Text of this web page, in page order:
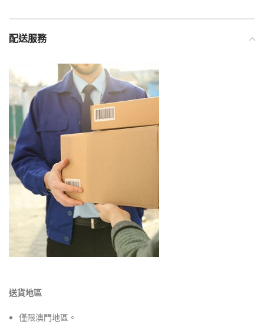
配送服務
送貨地區
僅限澳門地區。